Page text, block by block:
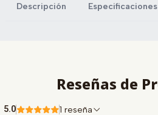
Descripción Especificaciones
Reseñas de
5.0 1 reseña